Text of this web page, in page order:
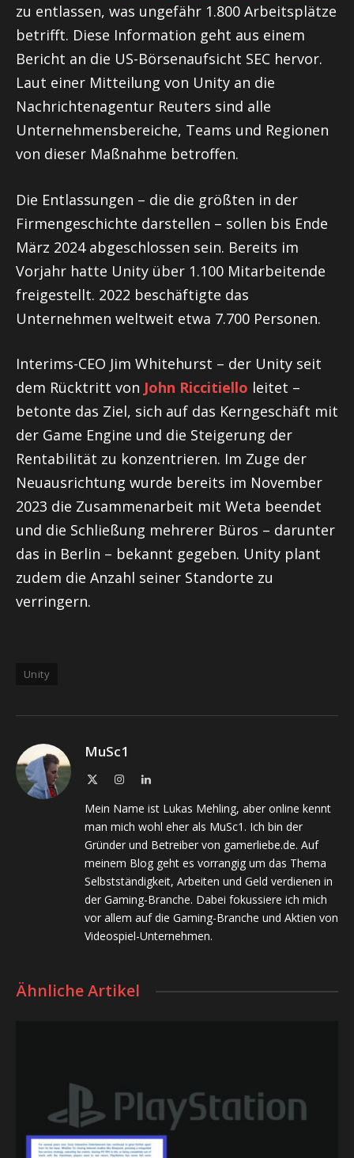
zu entlassen, was ungefähr 1.800 Arbeitsplätze
betrifft. Diese Information geht aus einem
Bericht an die US-Börsenaufsicht SEC hervor.
Laut einer Mitteilung von Unity an die
Nachrichtenagentur Reuters sind alle
Unternehmensbereiche, Teams und Regionen
von dieser Maßnahme betroffen.
Die Entlassungen – die die größten in der
Firmengeschichte darstellen – sollen bis Ende
März 2024 abgeschlossen sein. Bereits im
Vorjahr hatte Unity über 1.100 Mitarbeitende
freigestellt. 2022 beschäftigte das
Unternehmen weltweit etwa 7.700 Personen.
Interims-CEO Jim Whitehurst – der Unity seit
dem Rücktritt von John Riccitiello leitet –
betonte das Ziel, sich auf das Kerngeschäft mit
der Game Engine und die Steigerung der
Rentabilität zu konzentrieren. Im Zuge der
Neuausrichtung wurde bereits im November
2023 die Zusammenarbeit mit Weta beendet
und die Schließung mehrerer Büros – darunter
das in Berlin – bekannt gegeben. Unity plant
zudem die Anzahl seiner Standorte zu
verringern.
Unity
MuSc1
InstagramLinkedIn
Mein Name ist Lukas Mehling, aber online kennt
man mich wohl eher als MuSc1. Ich bin der
Gründer und Betreiber von gamerliebe.de. Auf
meinem Blog geht es vorrangig um das Thema
Selbstständigkeit, Arbeiten und Geld verdienen in
der Gaming-Branche. Dabei fokussiere ich mich
vor allem auf die Gaming-Branche und Aktien von
Videospiel-Unternehmen.
Ähnliche Artikel